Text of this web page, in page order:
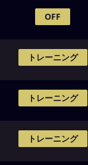
OFF
トレーニング
トレーニング
トレーニング